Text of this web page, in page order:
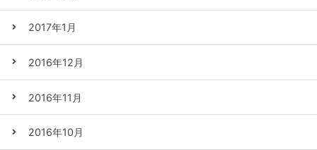
2017年1月
2016年12月
2016年11月
2016年10月